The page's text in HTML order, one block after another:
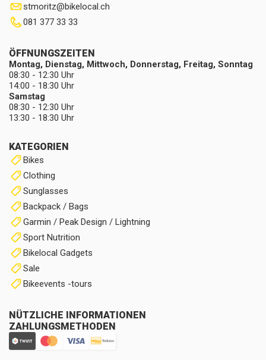
stmoritz@bikelocal.ch
081 377 33 33
KATEGORIEN
Bikes
Clothing
Sunglasses
Backpack / Bags
Garmin / Peak Design / Lightning
Sport Nutrition
Bikelocal Gadgets
Sale
Bikeevents -tours
NÜTZLICHE INFORMATIONEN
ZAHLUNGSMETHODEN
ÖFFNUNGSZEITEN
Montag, Dienstag, Mittwoch, Donnerstag, Freitag, Sonntag
08:30 - 12:30 Uhr
14:00 - 18:30 Uhr
Samstag
08:30 - 12:30 Uhr
13:30 - 18:30 Uhr